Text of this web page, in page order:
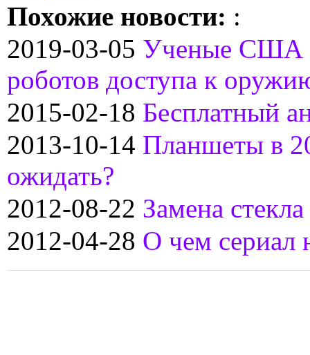
Похожие новости: :
2019-03-05 Ученые США
роботов доступа к
2015-02-18 Бесплатный
2013-10-14 Планшеты в
ожидать?
2012-08-22 Замена
2012-04-28 О чем сериал